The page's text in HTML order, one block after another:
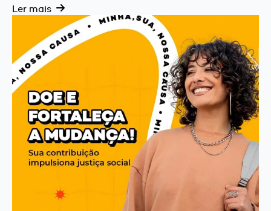
Ler mais